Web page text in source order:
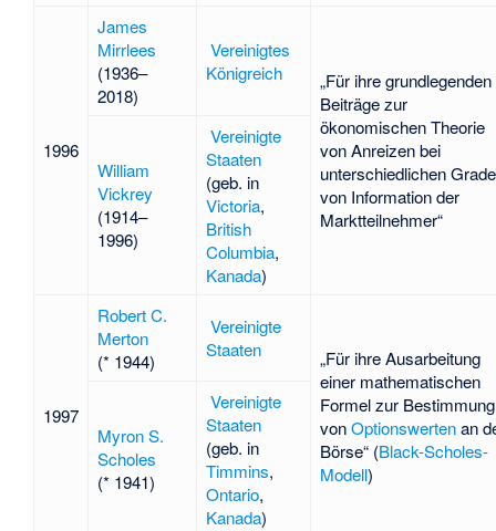
1996
James
Mirrlees
(1936–
2018)
Vereinigtes
Königreich
„Für ihre grundlegenden
Beiträge zur
ökonomischen Theorie
von Anreizen bei
unterschiedlichen
von Information der
Marktteilnehmer“
William
Vickrey
(1914–
1996)
Vereinigte
Staaten
(geb. in
Victoria,
British
Columbia,
Kanada)
1997
Robert C.
Merton
(* 1944)
Vereinigte
Staaten
„Für ihre Ausarbeitung
einer mathematischen
Formel zur Bestimmung
vonOptionswertenan
Börse“ (Black-Scholes-
Modell)
Myron S.
Scholes
(* 1941)
Vereinigte
Staaten
(geb. in
Timmins,
Ontario,
Kanada)